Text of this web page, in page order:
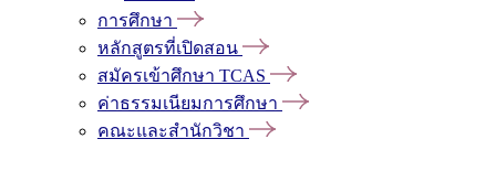
การศึกษา
หลักสูตรที่เปิดสอน
สมัครเข้าศึกษา TCAS
ค่าธรรมเนียมการศึกษา
คณะและสำนักวิชา